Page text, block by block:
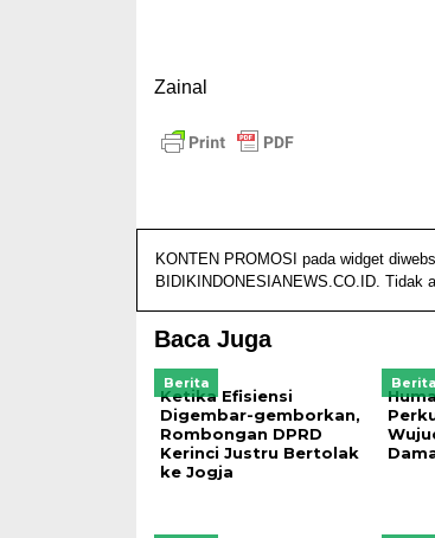
Zainal
KONTEN PROMOSI pada widget
BIDIKINDONESIANEWS.CO.ID. Tidak
Baca Juga
Berita
Ketika Efisiensi
Digembar-gemborkan,
Rombongan DPRD
Kerinci Justru Bertolak
ke Jogja
Berita